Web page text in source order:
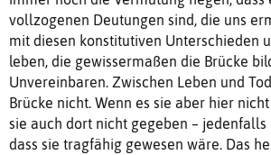
vollzogenen Deutungen sind, die uns
mit diesen konstitutiven Unterschieden
leben, die gewissermaßen die Brücke
Unvereinbaren. Zwischen Leben und
Brücke nicht. Wenn es sie aber hier
sie auch dort nicht gegeben – jedenfalls
dass sie tragfähig gewesen wäre. Das